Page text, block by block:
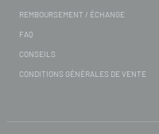
REMBOURSEMENT / ÉCHANGE
FAQ
CONSEILS
CONDITIONS GÉNÉRALES DE VENTE